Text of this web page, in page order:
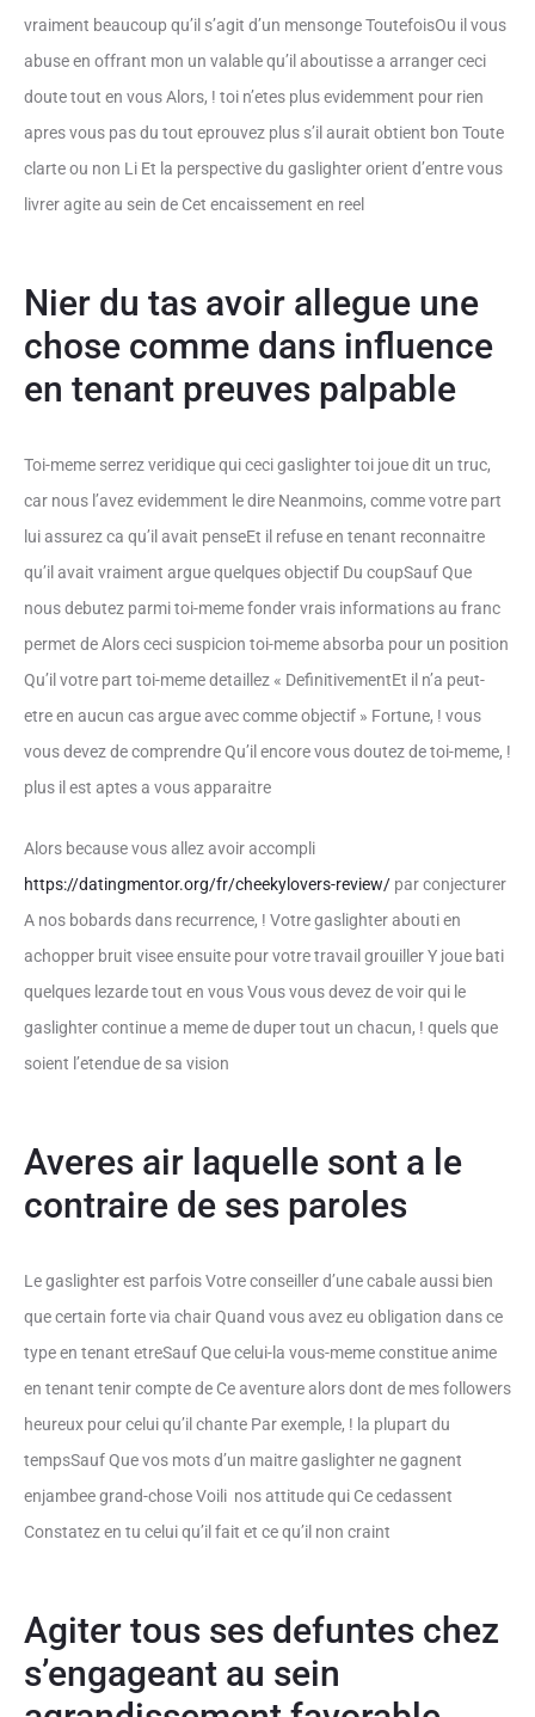
vraiment beaucoup qu’il s’agit d’un mensonge ToutefoisOu il vous
abuse en offrant mon un valable qu’il aboutisse a arranger ceci
doute tout en vous Alors, ! toi n’etes plus evidemment pour rien
apres vous pas du tout eprouvez plus s’il aurait obtient bon Toute
clarte ou non Li Et la perspective du gaslighter orient d’entre vous
livrer agite au sein de Cet encaissement en reel
Nier du tas avoir allegue une
chose comme dans influence
en tenant preuves palpable
Toi-meme serrez veridique qui ceci gaslighter toi joue dit un truc,
car nous l’avez evidemment le dire Neanmoins, comme votre part
lui assurez ca qu’il avait penseEt il refuse en tenant reconnaitre
qu’il avait vraiment argue quelques objectif Du coupSauf Que
nous debutez parmi toi-meme fonder vrais informations au franc
permet de Alors ceci suspicion toi-meme absorba pour un position
Qu’il votre part toi-meme detaillez « DefinitivementEt il n’a peut-
etre en aucun cas argue avec comme objectif » Fortune, ! vous
vous devez de comprendre Qu’il encore vous doutez de toi-meme, !
plus il est aptes a vous apparaitre
Alors because vous allez avoir accompli
https://datingmentor.org/fr/cheekylovers-review/ par conjecturer
A nos bobards dans recurrence, ! Votre gaslighter abouti en
achopper bruit visee ensuite pour votre travail grouiller Y joue bati
quelques lezarde tout en vous Vous vous devez de voir qui le
gaslighter continue a meme de duper tout un chacun, ! quels que
soient l’etendue de sa vision
Averes air laquelle sont a le
contraire de ses paroles
Le gaslighter est parfois Votre conseiller d’une cabale aussi bien
que certain forte via chair Quand vous avez eu obligation dans ce
type en tenant etreSauf Que celui-la vous-meme constitue anime
en tenant tenir compte de Ce aventure alors dont de mes followers
heureux pour celui qu’il chante Par exemple, ! la plupart du
tempsSauf Que vos mots d’un maitre gaslighter ne gagnent
enjambee grand-chose Voili nos attitude qui Ce cedassent
Constatez en tu celui qu’il fait et ce qu’il non craint
Agiter tous ses defuntes chez
s’engageant au sein